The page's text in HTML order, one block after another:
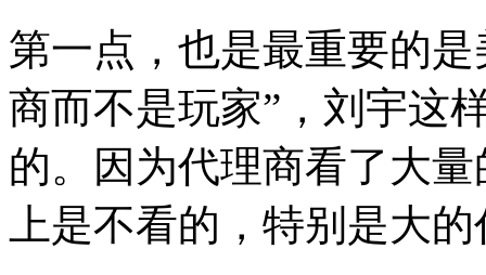
第一点，也是最重要的
商而不是玩家”，刘宇这
的。因为代理商看了大
上是不看的，特别是大